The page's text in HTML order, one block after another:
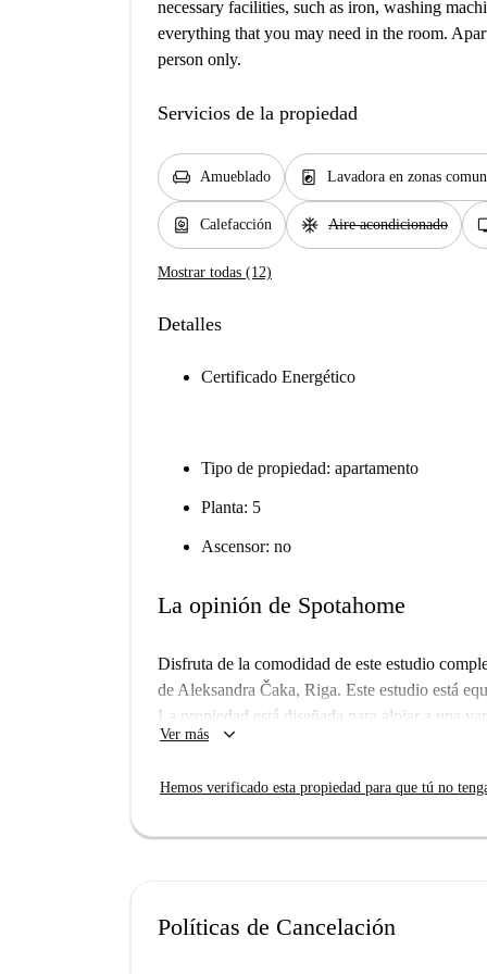
necessary facilities, such as iron, washing
everything that you may need in the room.
person only.
Servicios de la propiedad
chair Amueblado local_laundry_service Lavadora en zonas
water_heater Calefacción ac_unit Aire acondicionado
Mostrar todas (12)
Detalles
Certificado Energético
Tipo de propiedad: apartamento
Planta: 5
Ascensor: no
La opinión de Spotahome
Disfruta de la comodidad de este estudio
de Aleksandra Čaka, Riga. Este estudio está
La propiedad está diseñada para alojar a una
estudiantes. Todos los servicios básicos
esta propiedad.
Situado en Aleksandra Čaka, Riga, esta
Ver más keyboard_arrow_down
Hemos verificado esta propiedad para que tú no
Políticas de Cancelación